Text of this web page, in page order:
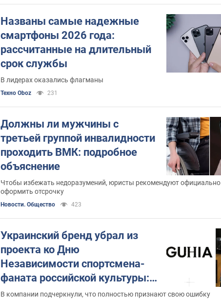
Названы самые надежные
смартфоны 2026 года:
рассчитанные на длительный
срок службы
В лидерах оказались флагманы
Техно Oboz 231
Должны ли мужчины с
третьей группой инвалидности
проходить ВМК: подробное
объяснение
Чтобы избежать недоразумений, юристы рекомендуют официально
оформить отсрочку
Новости. Общество 423
Украинский бренд убрал из
проекта ко Дню
Независимости спортсмена-
фаната российской культуры:
Георгий Гудзь язвительно
В компании подчеркнули, что полностью признают свою ошибку